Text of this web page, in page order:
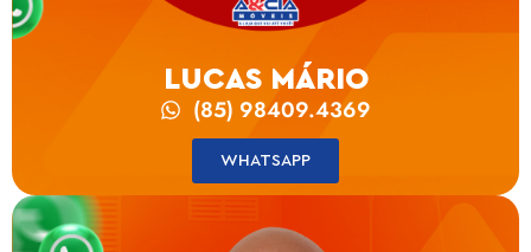
LUCAS MÁRIO
(85) 98409.4369
WHATSAPP